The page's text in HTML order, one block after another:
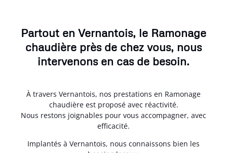
Partout en Vernantois, le Ramonage
chaudière près de chez vous, nous
intervenons en cas de besoin.
À travers Vernantois, nos prestations en Ramonage
chaudière est proposé avec réactivité.
Nous restons joignables pour vous accompagner, avec
efficacité.
Implantés à Vernantois, nous connaissons bien les